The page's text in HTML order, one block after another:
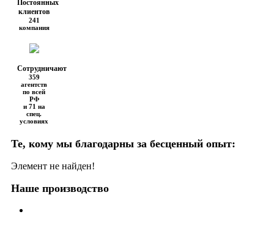
Постоянных
клиентов
241
компания
Сотрудничают
359
агентств
по всей
РФ
и 71 на
спец.
условиях
Те, кому мы благодарны за бесценный опыт:
Элемент не найден!
Наше производство